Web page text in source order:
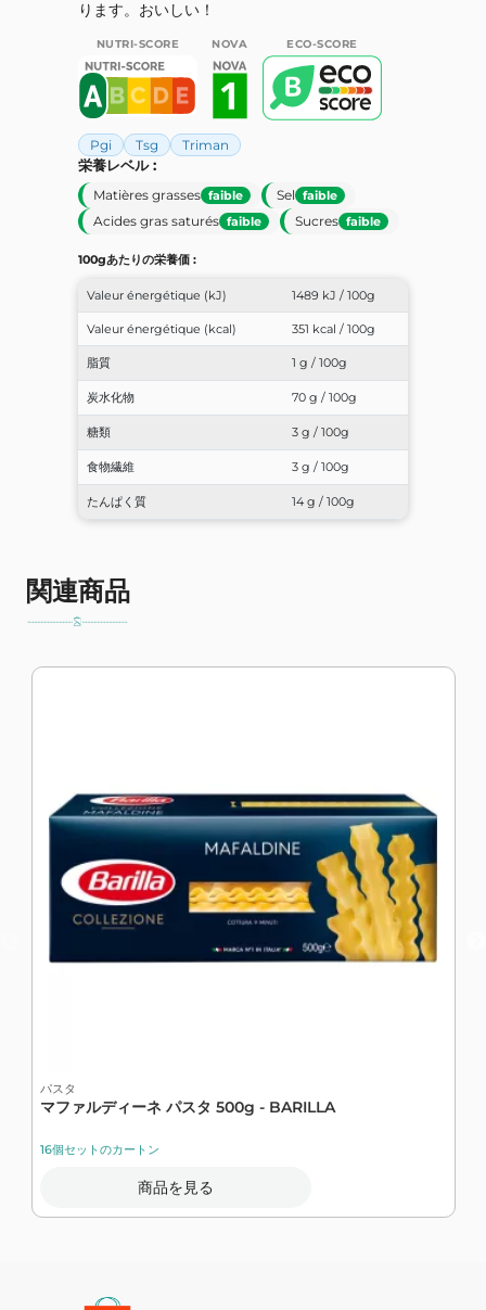
ります。おいしい！
NUTRI-SCORE NOVA ECO-SCORE
Pgi Tsg Triman
栄養レベル :
Matières grasses faible Sel faible
Acides gras saturés faible Sucres faible
100gあたりの栄養価 :
Valeur énergétique (kJ) 1489 kJ / 100g
Valeur énergétique (kcal) 351 kcal / 100g
脂質 1 g / 100g
炭水化物 70 g / 100g
糖類 3 g / 100g
食物繊維 3 g / 100g
たんぱく質 14 g / 100g
関連商品
パスタ
マファルディーネ パスタ 500g - BARILLA
16個セットのカートン
商品を見る